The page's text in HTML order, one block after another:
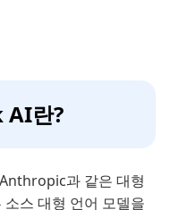
AI란?
과 같은 대형
스 대형 언어 모델을